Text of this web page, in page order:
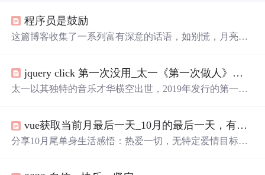
程序员是鼓励
这篇博客收集了一系列富有深意的话语，如别慌，月亮也
持、热爱和希望的主题，鼓励人们在日常中寻找意义，保
持理智面对挑战，并在彼此的世界中找到连接。
jquery click 第一次没用_太一《第一次做人》：我们都懂的那种疼和忍，多伤人也迷人...
太一以其独特的音乐才华横空出世，2019年发行的第一张
通过歌词传达了成长的挣扎与坚持。
vue获取当前月最后一天_10月的最后一天，有哪些不想谈恋爱适合发朋友圈的文案？...
分享10月尾单身生活感悟：热爱一切，无特定爱情目标，